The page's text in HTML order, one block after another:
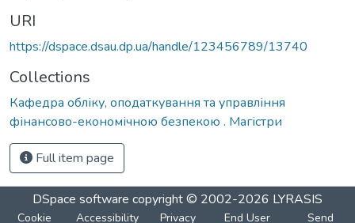
URI
https://dspace.dsau.dp.ua/handle/123456789/13740
Collections
Кафедра обліку, оподаткування та управління
фінансово-економічною безпекою . Магістри
Full item page
DSpace software copyright © 2002-2026 LYRASIS
Cookie Accessibility Privacy End User Send